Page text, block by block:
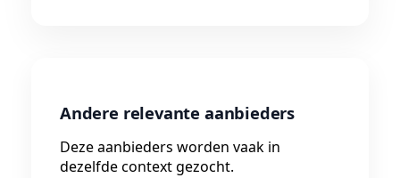
Andere relevante aanbieders
Deze aanbieders worden vaak in
dezelfde context gezocht.